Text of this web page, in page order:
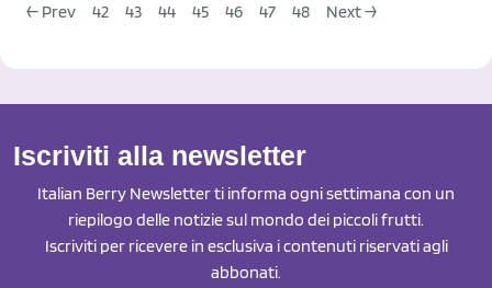
← Prev 42 43 44 45 46 47 48 Next →
Iscriviti alla newsletter
Italian Berry Newsletter ti informa ogni settimana con un
riepilogo delle notizie sul mondo dei piccoli frutti.
Iscriviti per ricevere in esclusiva i contenuti riservati agli
abbonati.